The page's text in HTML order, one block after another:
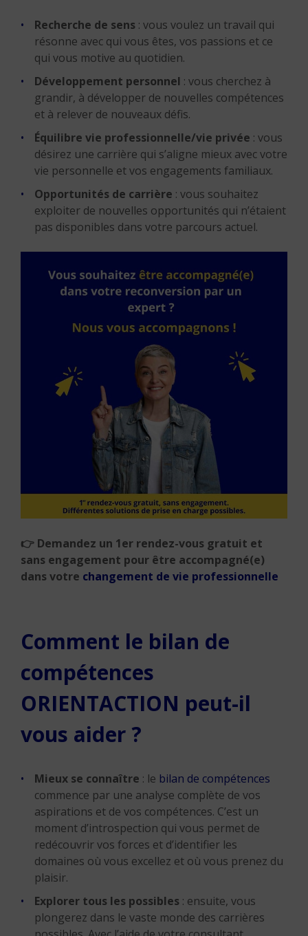
Recherche de sens : vous voulez un travail qui
résonne avec qui vous êtes, vos passions et ce
qui vous motive au quotidien.
Développement personnel : vous cherchez à
grandir, à développer de nouvelles compétences
et à relever de nouveaux défis.
Équilibre vie professionnelle/vie privée : vous
désirez une carrière qui s’aligne mieux avec votre
vie personnelle et vos engagements familiaux.
Opportunités de carrière : vous souhaitez
exploiter de nouvelles opportunités qui n’étaient
pas disponibles dans votre parcours actuel.
👉 Demandez un 1er rendez-vous gratuit et
sans engagement pour être accompagné(e)
dans votre changement de vie professionnelle
Comment le bilan de
compétences
ORIENTACTION peut-il
vous aider ?
Mieux se connaître : le bilan de compétences
commence par une analyse complète de vos
aspirations et de vos compétences. C’est un
moment d’introspection qui vous permet de
redécouvrir vos forces et d’identifier les
domaines où vous excellez et où vous prenez du
plaisir.
Explorer tous les possibles : ensuite, vous
plongerez dans le vaste monde des carrières